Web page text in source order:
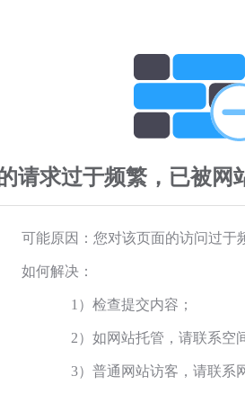
请求过于频繁，已被网
可能原因：您对该页面的访问过于
如何解决：
1）检查提交内容；
2）如网站托管，请联系空
3）普通网站访客，请联系